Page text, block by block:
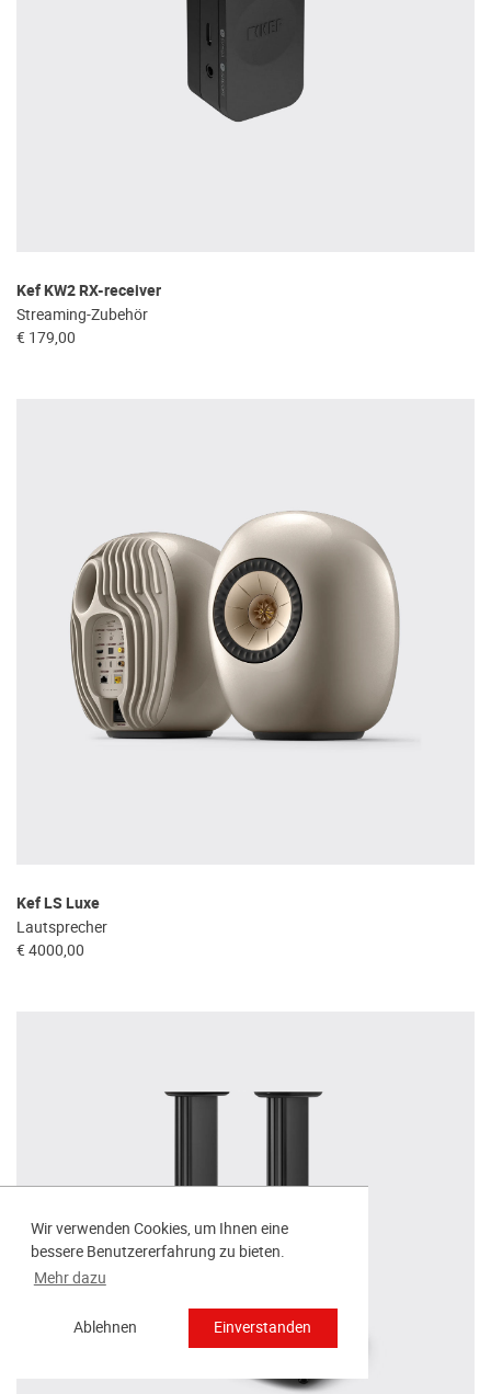
Wir verwenden Cookies, um Ihnen eine
bessere Benutzererfahrung zu bieten.
Mehr dazu
Ablehnen Einverstanden
Kef KW2 RX-receiver
Streaming-Zubehör
€ 179,00
Kef LS Luxe
Lautsprecher
€ 4000,00